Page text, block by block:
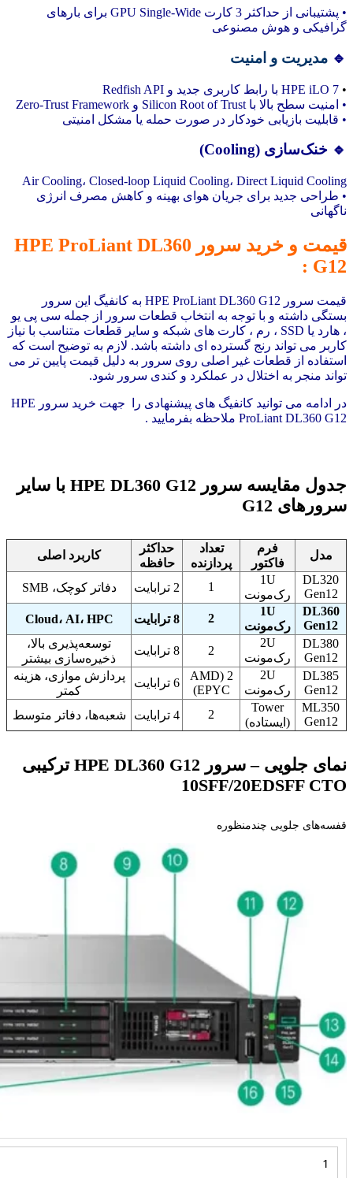
• پشتیبانی از حداکثر 3 کارت GPU Single-Wide برای بارهای
گرافیکی و هوش مصنوعی
🔹 مدیریت و امنیت
•
• امنیت سطح بالا با Silicon Root of Trust و Zero-Trust Framework
• قابلیت بازیابی خودکار در صورت حمله یا مشکل امنیتی
🔹 خنک‌سازی (Cooling)
Air Cooling، Closed-loop Liquid Cooling، Direct Liquid Cooling
• طراحی جدید برای جریان هوای بهینه و کاهش مصرف انرژی
ناگهانی
قیمت و خرید سرور HPE ProLiant DL360
G12 :
قیمت سرور HPE ProLiant DL360 G12 به کانفیگ این سرور
بستگی داشته و با توجه به انتخاب قطعات سرور از جمله سی پی یو
، هارد یا SSD ، رم ، کارت های شبکه و سایر قطعات متناسب با نیاز
کاربر می تواند رنج گسترده ای داشته باشد. لازم به توضیح است که
استفاده از قطعات غیر اصلی روی سرور به دلیل قیمت پایین تر می
تواند منجر به اختلال در عملکرد و کندی سرور شود.
در ادامه می توانید کانفیگ های پیشنهادی را جهت خرید سرور HPE
ProLiant DL360 G12 ملاحظه بفرمایید .
جدول مقایسه سرور HPE DL360 G12 با سایر
سرورهای G12
مدل
فرم
فاکتور
تعداد
پردازنده
حداکثر
حافظه
کاربرد اصلی
DL320
Gen12
1U
رک‌مونت
1 2 ترابایت
دفاتر کوچک، SMB
DL360
Gen12
1U
رک‌مونت
2 8 ترابایت
Cloud، AI، HPC
DL380
Gen12
2U
رک‌مونت
2 8 ترابایت
توسعه‌پذیری بالا،
ذخیره‌سازی بیشتر
DL385
Gen12
2U
رک‌مونت
2 (AMD
EPYC)
6 ترابایت
پردازش موازی، هزینه
کمتر
ML350
Gen12
Tower
(ایستاده)
2 4 ترابایت شعبه‌ها، دفاتر متوسط
نمای جلویی – سرور HPE DL360 G12 ترکیبی
10SFF/20EDSFF CTO
قفسه‌های جلویی چندمنظوره
1